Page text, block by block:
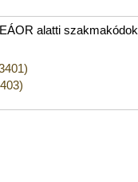
alatti